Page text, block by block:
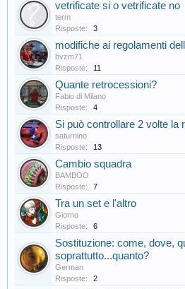
vetrificate si o vetrificate no
term
Risposte:
3
modifiche ai regolamenti
bvzm71
Risposte:
11
Quante retrocessioni?
Fabio di Milano
Risposte:
4
Si può controllare 2 volte la
saturnino
Risposte:
13
Cambio squadra
BAMBOO
Risposte:
7
Tra un set e l'altro
Giorno
Risposte:
6
Sostituzione: come, dove,
soprattutto...quanto?
German
Risposte:
2